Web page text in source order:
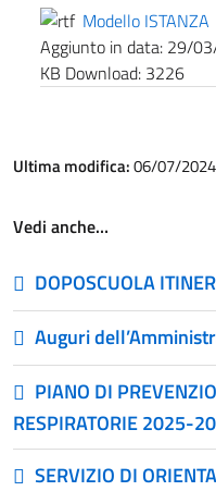
Modello ISTANZA
Aggiunto in data: 29/
KB Download: 3226
Ultima modifica:06/07/
Vedi anche…
DOPOSCUOLA
Auguri
PIANO DI
RESPIRATORIE 2025-
SERVIZIO DI